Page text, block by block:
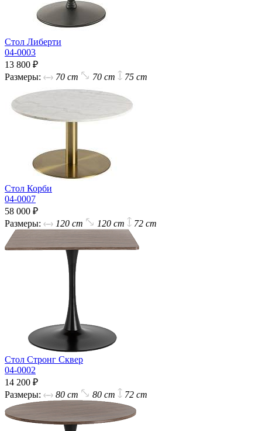
Стол Либерти
04-0003
13 800 ₽
Размеры:
70 cm 70 cm 75 cm
Стол Корби
04-0007
58 000 ₽
Размеры:
120 cm 120 cm 72 cm
Стол Стронг Сквер
04-0002
14 200 ₽
Размеры:
80 cm 80 cm 72 cm